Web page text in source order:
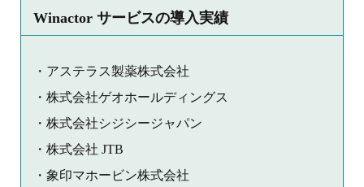
Winactor サービスの導入実績
・アステラス製薬株式会社
・株式会社ゲオホールディングス
・株式会社シジシージャパン
・株式会社 JTB
・象印マホービン株式会社